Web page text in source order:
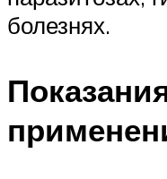
болезнях.